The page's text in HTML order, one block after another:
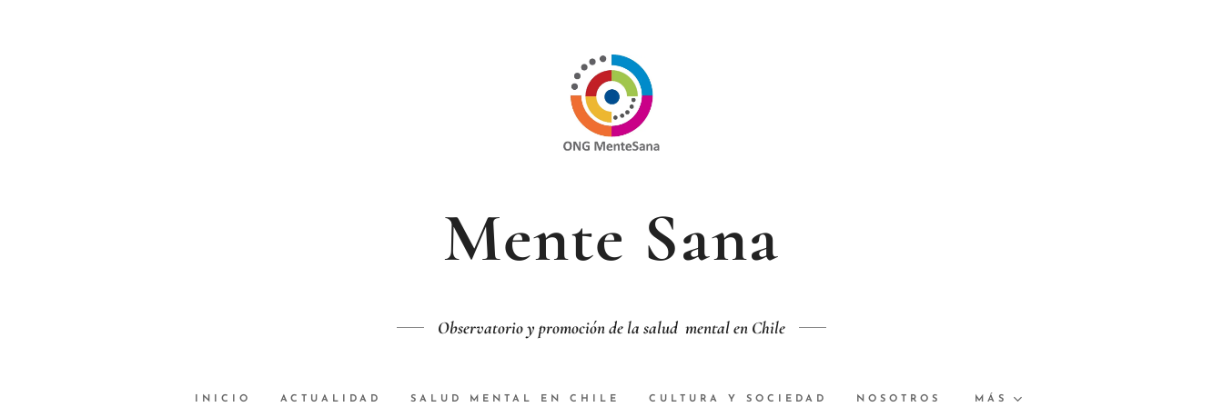
Mente Sana
Observatorio y promoción de la salud mental en Chile
INICIO ACTUALIDAD SALUD MENTAL EN CHILE CULTURA Y SOCIEDAD NOSOTROS MÁS